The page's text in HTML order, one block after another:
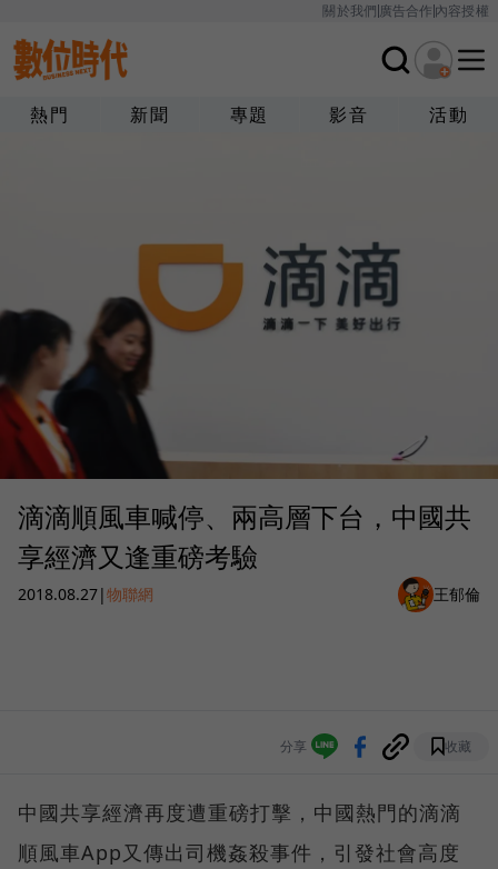
關於我們廣告合作內容授權
熱門 新聞 專題 影音 活動
滴滴順風車喊停、兩高層下台，中國共
享經濟又逢重磅考驗
2018.08.27|物聯網 王郁倫
分享 收藏
中國共享經濟再度遭重磅打擊，中國熱門的滴滴
順風車App又傳出司機姦殺事件，引發社會高度